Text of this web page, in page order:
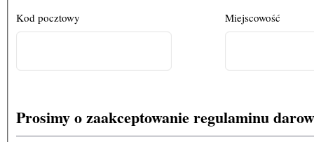
Kod pocztowy Miejscowość
Prosimy o zaakceptowanie regulaminu